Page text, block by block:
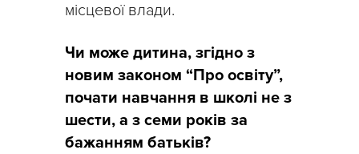
місцевої влади.
Чи може дитина, згідно з
новим законом “Про освіту”,
почати навчання в школі не з
шести, а з семи років за
бажанням батьків?